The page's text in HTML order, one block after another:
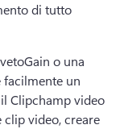
di tutto
o una
facilmente un
Clipchamp video
clip video, creare